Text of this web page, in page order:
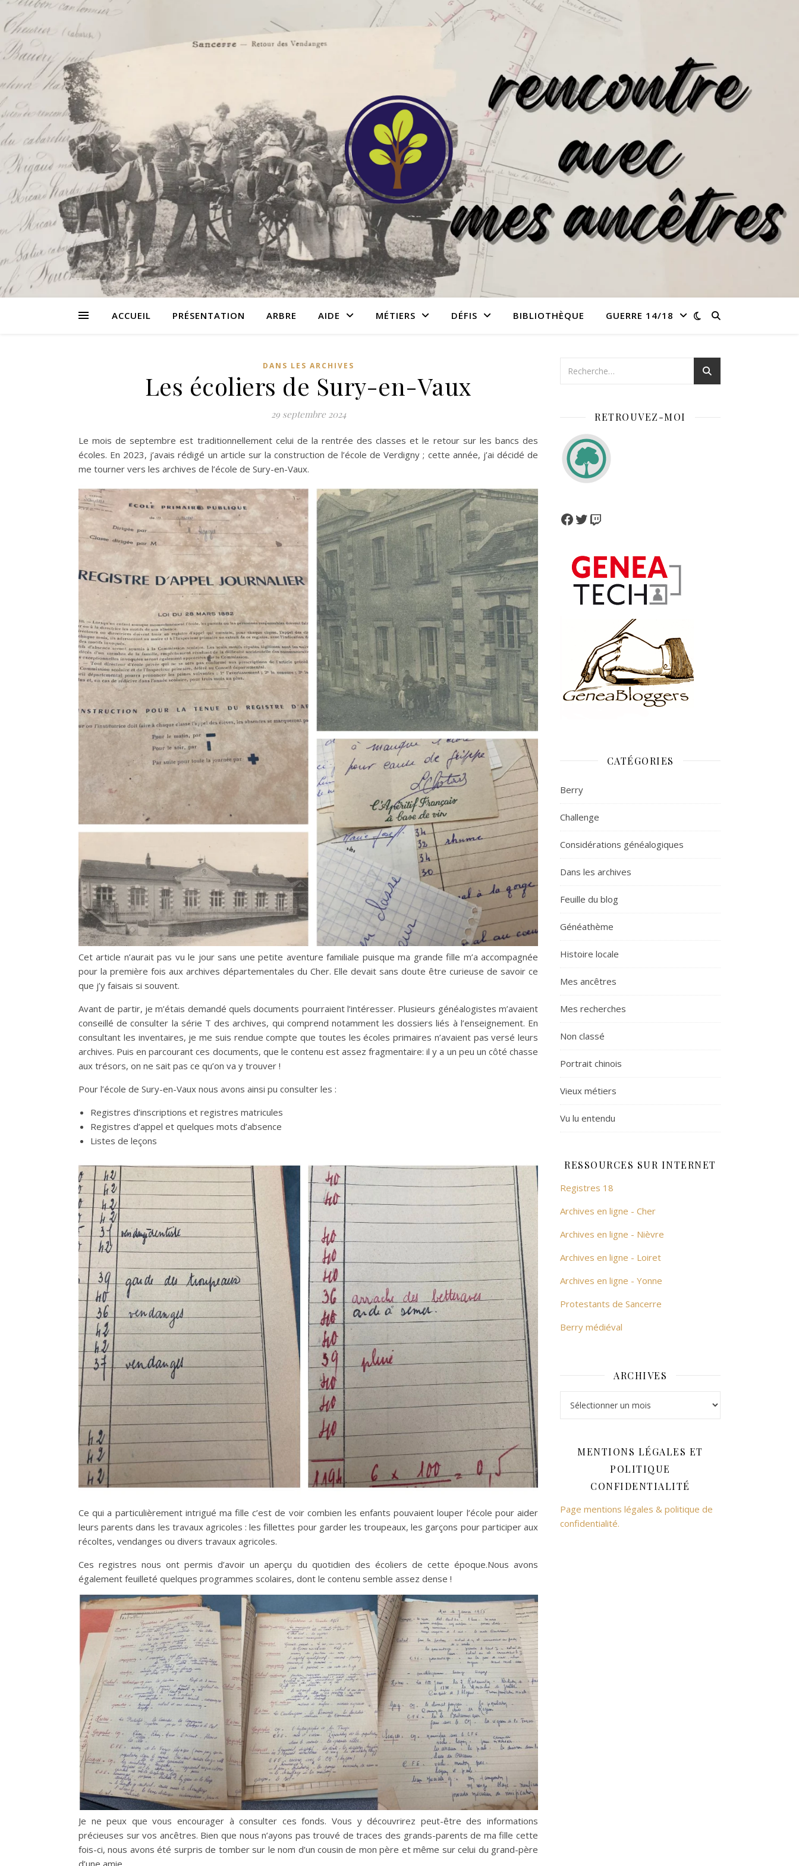
ACCUEIL PRÉSENTATION ARBRE AIDE MÉTIERS DÉFIS BIBLIOTHÈQUE GUERRE 14/18
DANS LES ARCHIVES
Les écoliers de Sury-en-Vaux
29 septembre 2024
Le mois de septembre est traditionnellement celui de la rentrée des classes et le retour sur les bancs des
écoles. En 2023, j’avais rédigé un article sur la construction de l’école de Verdigny ; cette année, j’ai décidé de
me tourner vers les archives de l’école de Sury-en-Vaux.
Cet article n’aurait pas vu le jour sans une petite aventure familiale puisque ma grande fille m’a accompagnée
pour la première fois aux archives départementales du Cher. Elle devait sans doute être curieuse de savoir ce
que j’y faisais si souvent.
Avant de partir, je m’étais demandé quels documents pourraient l’intéresser. Plusieurs généalogistes m’avaient
conseillé de consulter la série T des archives, qui comprend notamment les dossiers liés à l’enseignement. En
consultant les inventaires, je me suis rendue compte que toutes les écoles primaires n’avaient pas versé leurs
archives. Puis en parcourant ces documents, que le contenu est assez fragmentaire: il y a un peu un côté chasse
aux trésors, on ne sait pas ce qu’on va y trouver !
Pour l’école de Sury-en-Vaux nous avons ainsi pu consulter les :
Registres d’inscriptions et registres matricules
Registres d’appel et quelques mots d’absence
Listes de leçons
Ce qui a particulièrement intrigué ma fille c’est de voir combien les enfants pouvaient louper l’école pour aider
leurs parents dans les travaux agricoles : les fillettes pour garder les troupeaux, les garçons pour participer aux
récoltes, vendanges ou divers travaux agricoles.
Ces registres nous ont permis d’avoir un aperçu du quotidien des écoliers de cette époque.Nous avons
également feuilleté quelques programmes scolaires, dont le contenu semble assez dense !
Je ne peux que vous encourager à consulter ces fonds. Vous y découvrirez peut-être des informations
précieuses sur vos ancêtres. Bien que nous n’ayons pas trouvé de traces des grands-parents de ma fille cette
fois-ci, nous avons été surpris de tomber sur le nom d’un cousin de mon père et même sur celui du grand-père
RETROUVEZ-MOI
Facebook
TwitterTwitch
CATÉGORIES
Berry
Challenge
Considérations généalogiques
Dans les archives
Feuille du blog
Généathème
Histoire locale
Mes ancêtres
Mes recherches
Non classé
Portrait chinois
Vieux métiers
Vu lu entendu
RESSOURCES SUR INTERNET
Registres 18
Archives en ligne - Cher
Archives en ligne - Nièvre
Archives en ligne - Loiret
Archives en ligne - Yonne
Protestants de Sancerre
Berry médiéval
ARCHIVES
MENTIONS LÉGALES ET
POLITIQUE
CONFIDENTIALITÉ
Page mentions légales & politique de
confidentialité.